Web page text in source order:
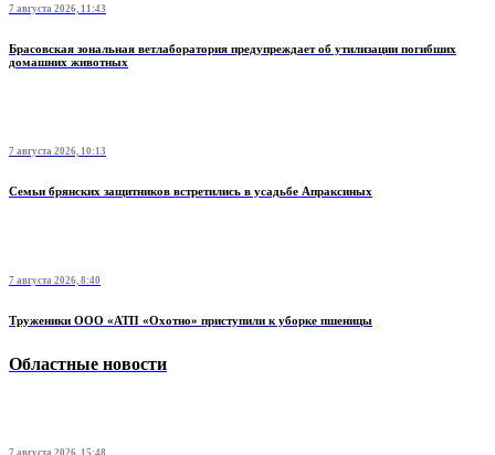
7 августа 2026, 11:43
Брасовская зональная ветлаборатория предупреждает об утилизации погибших
домашних животных
7 августа 2026, 10:13
Семьи брянских защитников встретились в усадьбе Апраксиных
7 августа 2026, 8:40
Труженики ООО «АТП «Охотно» приступили к уборке пшеницы
Областные новости